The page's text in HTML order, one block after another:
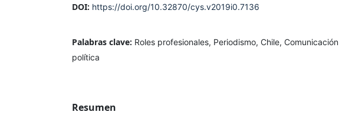
DOI: https://doi.org/10.32870/cys.v2019i0.7136
Palabras clave: Roles profesionales, Periodismo, Chile, Comunicación
política
Resumen